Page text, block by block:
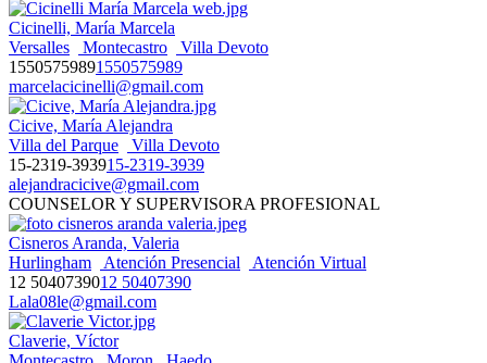
Cicinelli, María Marcela
Versalles
Montecastro
Villa Devoto
15505759891550575989
marcelacicinelli@gmail.com
Cicive, María Alejandra
Villa del Parque
Villa Devoto
15-2319-393915-2319-3939
alejandracicive@gmail.com
COUNSELOR Y SUPERVISORA PROFESIONAL
Cisneros Aranda, Valeria
Hurlingham
Atención Presencial
Atención Virtual
12 5040739012 50407390
Lala08le@gmail.com
Claverie, Víctor